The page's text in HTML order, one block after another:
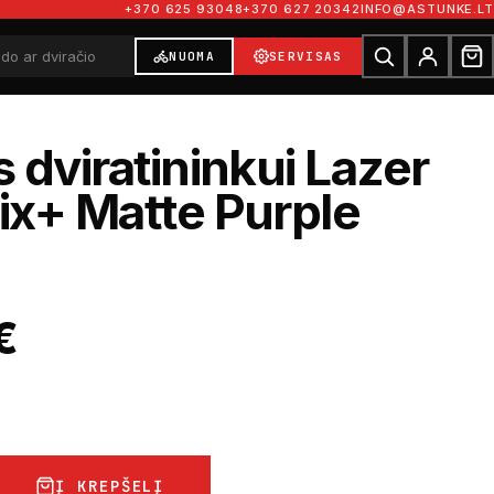
+370 625 93048+370 627 20342INFO@ASTUNKE.LT
NUOMA SERVISAS
dviratininkui Lazer
Matte Purple
Į KREPŠELĮ